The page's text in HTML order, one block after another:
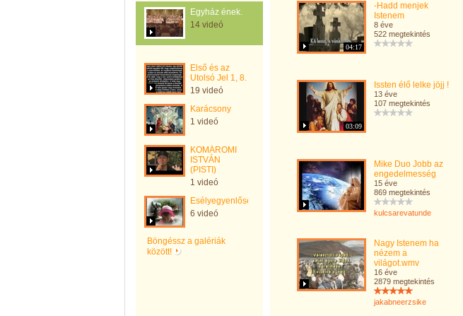
Egyház ének.
14 videó
Első és az
Utolsó Jel 1, 8.
19 videó
Karácsony
1 videó
KOMÁROMI
ISTVÁN
(PISTI)
1 videó
Esélyegyenlőség
6 videó
Böngéssz a galériák
között!
04:17
-Hadd menjek
Istenem
8 éve
522 megtekintés
03:09
Issten élő lelke jöjj !
13 éve
107 megtekintés
Mike Duo Jobb az
engedelmesség
15 éve
869 megtekintés
kulcsarevatunde
Nagy Istenem ha
nézem a
világot.wmv
16 éve
2879 megtekintés
jakabneerzsike